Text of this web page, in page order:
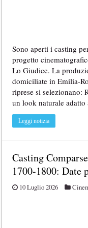
Sono aperti i casting
progetto
Lo Giudice. La
domiciliate in Emilia-
riprese si selezionano:
un look naturale
Leggi notizia
Casting
1700-1800: Date
10 Luglio 2026